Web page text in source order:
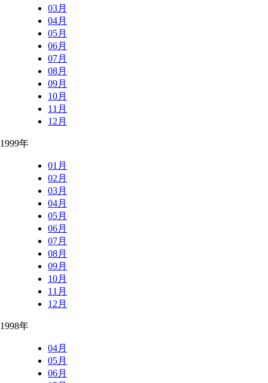
03月
04月
05月
06月
07月
08月
09月
10月
11月
12月
1999年
01月
02月
03月
04月
05月
06月
07月
08月
09月
10月
11月
12月
1998年
04月
05月
06月